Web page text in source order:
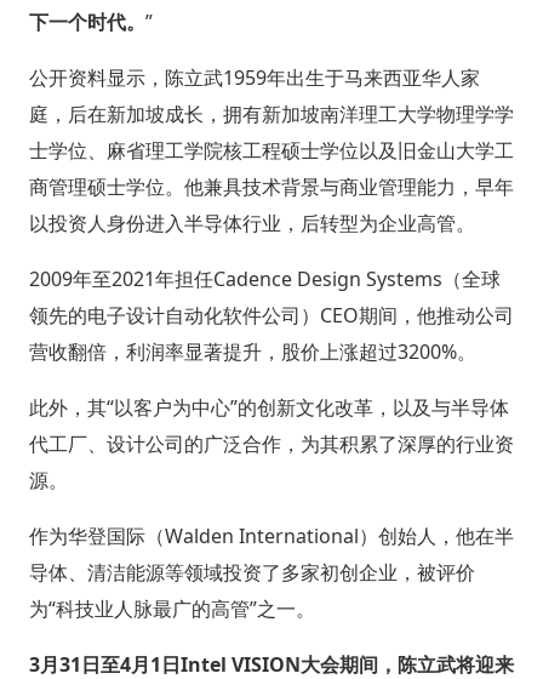
下一个时代。 ”
公开资料显示，陈立武1959年出生于马来西亚华人家
庭，后在新加坡成长，拥有新加坡南洋理工大学物理学学
士学位、麻省理工学院核工程硕士学位以及旧金山大学工
商管理硕士学位。他兼具技术背景与商业管理能力，早年
以投资人身份进入半导体行业，后转型为企业高管。
2009年至2021年担任Cadence Design Systems（全球
领先的电子设计自动化软件公司）CEO期间，他推动公司
营收翻倍，利润率显著提升，股价上涨超过3200%。
此外，其“以客户为中心”的创新文化改革，以及与半导体
代工厂、设计公司的广泛合作，为其积累了深厚的行业资
源。
作为华登国际（Walden International）创始人，他在半
导体、清洁能源等领域投资了多家初创企业，被评价
为“科技业人脉最广的高管”之一。
3月31日至4月1日Intel VISION大会期间，陈立武将迎来